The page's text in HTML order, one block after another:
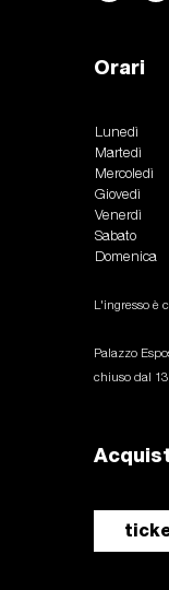
Orari
Lunedì
Martedì
Mercoledì
Giovedì
Venerdì
Sabato
Domenica
L'ingresso è
Palazzo
chiuso dal 13